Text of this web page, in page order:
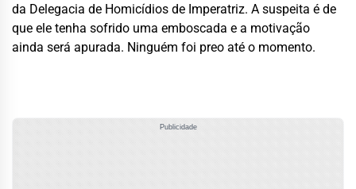
da Delegacia de Homicídios de Imperatriz. A suspeita é de
que ele tenha sofrido uma emboscada e a motivação
ainda será apurada. Ninguém foi preo até o momento.
Publicidade